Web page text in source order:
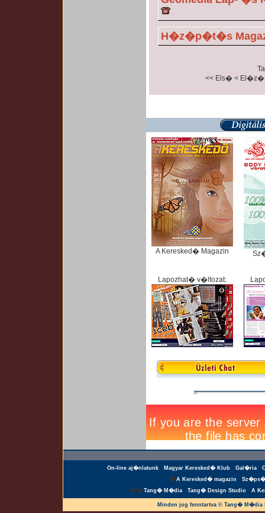
H�z�p�t�s
<< Els� < El�z�
A Keresked� Magazin
Lapozhat� v�ltozat:
On-line aj�nlatunk Magyar Keresked� Klub Gal�ria
�A Keresked� magazin
��Tang� M�dia Tang� Design Studio A
Minden jog fenntartva © Tang�